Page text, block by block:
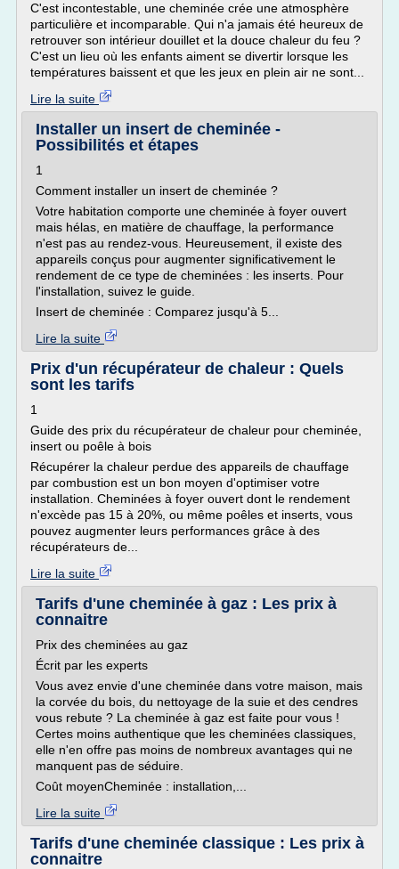
C'est incontestable, une cheminée crée une atmosphère
particulière et incomparable. Qui n'a jamais été heureux de
retrouver son intérieur douillet et la douce chaleur du feu ?
C'est un lieu où les enfants aiment se divertir lorsque les
températures baissent et que les jeux en plein air ne sont...
Lire la suite
Installer un insert de cheminée -
Possibilités et étapes
1
Comment installer un insert de cheminée ?
Votre habitation comporte une cheminée à foyer ouvert
mais hélas, en matière de chauffage, la performance
n'est pas au rendez-vous. Heureusement, il existe des
appareils conçus pour augmenter significativement le
rendement de ce type de cheminées : les inserts. Pour
l'installation, suivez le guide.
Insert de cheminée : Comparez jusqu'à 5...
Lire la suite
Prix d'un récupérateur de chaleur : Quels
sont les tarifs
1
Guide des prix du récupérateur de chaleur pour cheminée,
insert ou poêle à bois
Récupérer la chaleur perdue des appareils de chauffage
par combustion est un bon moyen d'optimiser votre
installation. Cheminées à foyer ouvert dont le rendement
n'excède pas 15 à 20%, ou même poêles et inserts, vous
pouvez augmenter leurs performances grâce à des
récupérateurs de...
Lire la suite
Tarifs d'une cheminée à gaz : Les prix à
connaitre
Prix des cheminées au gaz
Écrit par les experts
Vous avez envie d'une cheminée dans votre maison, mais
la corvée du bois, du nettoyage de la suie et des cendres
vous rebute ? La cheminée à gaz est faite pour vous !
Certes moins authentique que les cheminées classiques,
elle n'en offre pas moins de nombreux avantages qui ne
manquent pas de séduire.
Coût moyenCheminée : installation,...
Lire la suite
Tarifs d'une cheminée classique : Les prix à
connaitre